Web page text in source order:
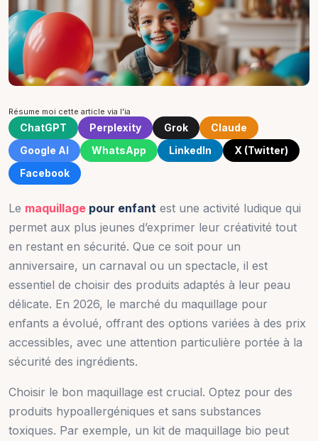
Résume moi cette article via l'ia
ChatGPT Perplexity Grok
Claude
Google AI
WhatsApp LinkedIn
X (Twitter)
Facebook
Le maquillage pour enfant est une activité ludique qui
permet aux plus jeunes d’exprimer leur créativité tout
en restant en sécurité. Que ce soit pour un
anniversaire, un carnaval ou un spectacle, il est
essentiel de choisir des produits adaptés à leur peau
délicate. En 2026, le marché du maquillage pour
enfants a évolué, offrant des options variées à des prix
accessibles, avec une attention particulière portée à la
sécurité des ingrédients.
Choisir le bon maquillage est crucial. Optez pour des
produits hypoallergéniques et sans substances
toxiques. Par exemple, un kit de maquillage bio peut